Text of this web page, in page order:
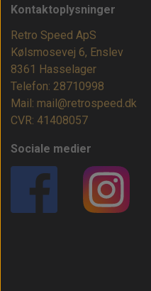
Kontaktoplysninger
Retro Speed ApS
Kølsmosevej 6, Enslev
8361 Hasselager
Telefon: 28710998
Mail: mail@retrospeed.dk
CVR: 41408057
Sociale medier